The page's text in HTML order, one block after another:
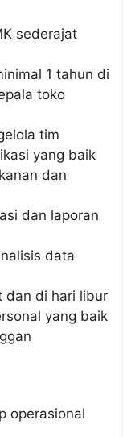
sederajat
1 tahun di
toko
tim
yang baik
dan
dan laporan
data
dan di hari libur
yang baik
operasional